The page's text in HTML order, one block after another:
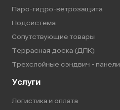
Паро-гидро-ветрозащита
Подсистема
Сопутствующие товары
Террасная доска (ДПК)
Трехслойные сэндвич - панели
Услуги
Логистика и оплата